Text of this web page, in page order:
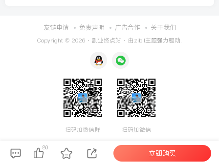
友链申请 免责声明 广告合作 关于我们
Copyright © 2026 · 副业终点站 · 由zibll主题强力驱动.
扫码加微信群 扫码加微信
80
立即购买